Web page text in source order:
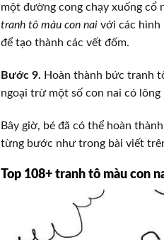
một đường cong chạy xuống cổ
tranh tô màu con nai với các hình
để tạo thành các vết đốm.
Bước 9. Hoàn thành bức tranh
ngoại trừ một số con nai có lông
Bây giờ, bé đã có thể hoàn
từng bước như trong bài viết
Top 108+ tranh tô màu con